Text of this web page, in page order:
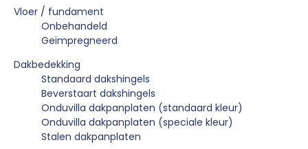
Vloer / fundament
Onbehandeld
Geïmpregneerd
Dakbedekking
Standaard dakshingels
Beverstaart dakshingels
Onduvilla dakpanplaten (standaard kleur)
Onduvilla dakpanplaten (speciale kleur)
Stalen dakpanplaten